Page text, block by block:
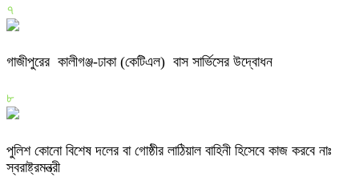
৭
গাজীপুরের কালীগঞ্জ-ঢাকা (কেটিএল) বাস সার্ভিসের উদ্বোধন
৮
পুলিশ কোনো বিশেষ দলের বা গোষ্ঠীর লাঠিয়াল বাহিনী হিসেবে কাজ করবে নাঃ
স্বরাষ্ট্রমন্ত্রী